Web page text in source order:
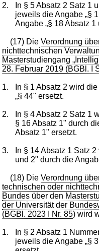
2.
In § 5 Absatz 2 Satz 1
jeweils die Angabe „§
Angabe „§ 18 Absatz 1
(17) DieVerordnung
nichttechnischen
Masterstudiengang
28. Februar 2019 (BGBl. I
1.
In § 1 Absatz 2 wird
„§ 44" ersetzt.
2.
In § 4 Absatz 2 Satz 1
§ 16 Absatz 1" durch
Absatz 1" ersetzt.
3.
In § 14 Absatz 1 Satz
und 2" durch die
(18) DieVerordnung
technischen oder
Bundes über den
der Universität der
(BGBl. 2023 I Nr. 85) wird
1.
In § 2 Absatz 1
jeweils die Angabe „§